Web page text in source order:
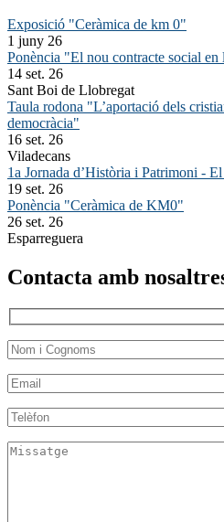
Exposició "Ceràmica de km 0"
1 juny 26
Ponència "El nou contracte social
14 set. 26
Sant Boi de Llobregat
Taula rodona "L’aportació dels
democràcia"
16 set. 26
Viladecans
1a Jornada d’Història i Patrimoni -
19 set. 26
Ponència "Ceràmica de KM0"
26 set. 26
Esparreguera
Contacta amb